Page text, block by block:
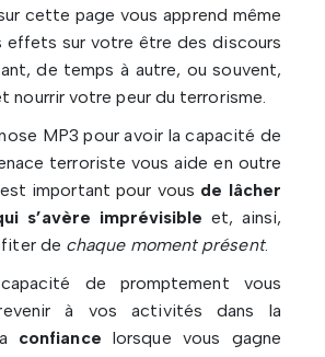
cette page vous apprend même
effets sur votre être des discours
de temps à autre, ou souvent,
nourrir votre peur du terrorisme.
MP3 pour avoir la capacité de
terroriste vous aide en outre
important pour vous de lâcher
s’avère imprévisible et, ainsi,
de chaque moment présent.
de promptement vous
à vos activités dans la
confiance lorsque vous gagne